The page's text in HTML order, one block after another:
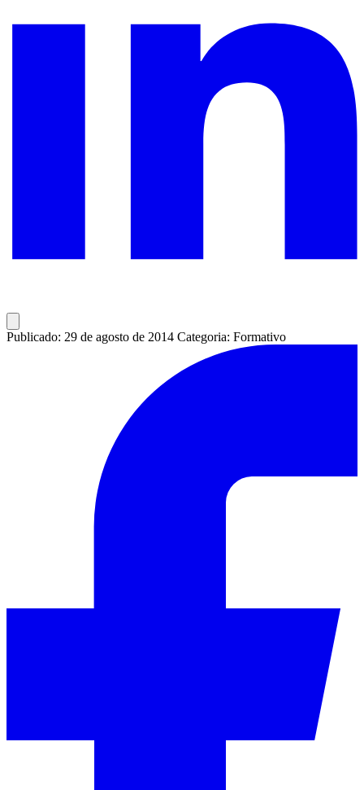
Publicado: 29 de agosto de 2014 Categoria: Formativo